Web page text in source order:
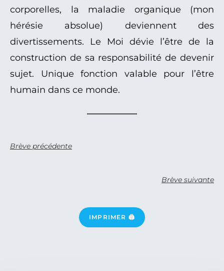
corporelles, la maladie organique (mon
hérésie absolue) deviennent des
divertissements. Le Moi dévie l’être de la
construction de sa responsabilité de devenir
sujet. Unique fonction valable pour l’être
humain dans ce monde.
Brève précédente
Brève suivante
IMPRIMER 🖨